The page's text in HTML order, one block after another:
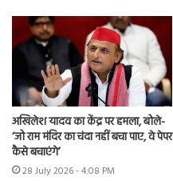
अखिलेश यादव का केंद्र पर हमला, बोले-
‘जो राम मंदिर का चंदा नहीं बचा पाए, वे पेपर
कैसे बचाएंगे’
28 July 2026 - 4:08 PM